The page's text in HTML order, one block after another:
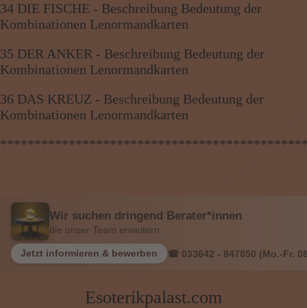
34 DIE FISCHE - Beschreibung Bedeutung der
Kombinationen Lenormandkarten
35 DER ANKER - Beschreibung Bedeutung der
Kombinationen Lenormandkarten
36 DAS KREUZ - Beschreibung Bedeutung der
Kombinationen Lenormandkarten
Wir suchen dringend Berater*innen
die unser Team erweitern.
Jetzt informieren & bewerben ☎ 033642 - 847850 (Mo.-Fr.
Esoterikpalast.com